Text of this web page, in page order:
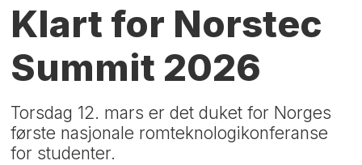
Klart for Norstec
Summit 2026
Torsdag 12. mars er det duket for Norges
første nasjonale romteknologikonferanse
for studenter.